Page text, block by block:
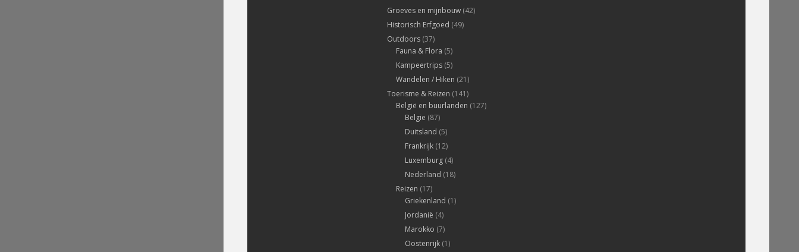
Groeves en mijnbouw(42)
Historisch Erfgoed (49)
Outdoors(37)
Fauna & Flora (5)
Kampeertrips(5)
Wandelen / Hiken (21)
Toerisme & Reizen (141)
België en buurlanden (127)
Belgie (87)
Duitsland (5)
Frankrijk(12)
Luxemburg(4)
Nederland (18)
Reizen (17)
Griekenland (1)
Jordanië (4)
Marokko (7)
Oostenrijk(1)